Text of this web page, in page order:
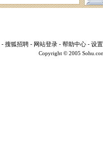
- 搜狐招聘 - 网站登录 - 帮助中心 - 设
Copyright © 2005